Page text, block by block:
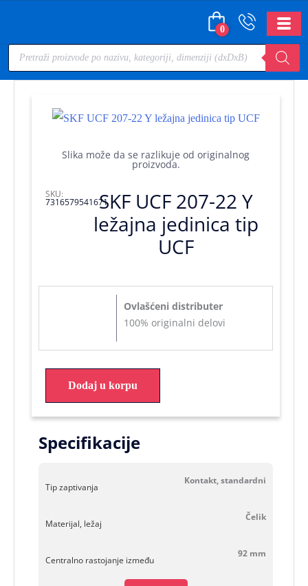
0
Slika može da se razlikuje od originalnog
proizvoda.
SKF UCF 207-22 Y
ležajna jedinica tip
UCF
SKU:
7316579541671
Ovlašćeni distributer
100% originalni delovi
Dodaj u korpu
Specifikacije
Tip zaptivanja
Kontakt, standardni
Materijal, ležaj
Čelik
Centralno rastojanje između
92 mm